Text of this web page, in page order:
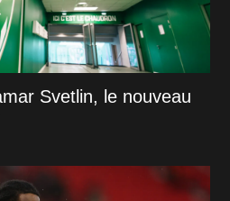
Svetlin, le nouveau